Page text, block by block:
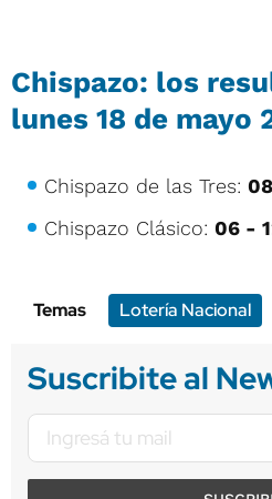
Chispazo: los
lunes 18 de mayo
Chispazo de las Tres:
Chispazo Clásico: 06 -
Temas Lotería Nacional
Suscribite al